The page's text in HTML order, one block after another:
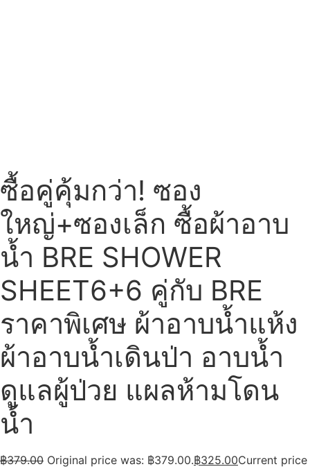
ซื้อคู่คุ้มกว่า! ซอง
ใหญ่+ซองเล็ก ซื้อผ้าอาบ
น้ำ BRE SHOWER
SHEET6+6 คู่กับ BRE
ราคาพิเศษ ผ้าอาบน้ำแห้ง
ผ้าอาบน้ำเดินป่า อาบน้ำ
ดูแลผู้ป่วย แผลห้ามโดน
น้ำ
฿379.00 Original price was: ฿379.00.฿325.00Current price